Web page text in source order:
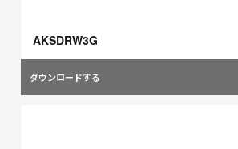
AKSDRW3G
ダウンロードする